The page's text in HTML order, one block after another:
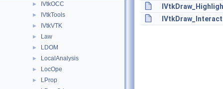
► IVtkOCC
► IVtkTools
► IVtkVTK
► Law
► LDOM
► LocalAnalysis
► LocOpe
► LProp